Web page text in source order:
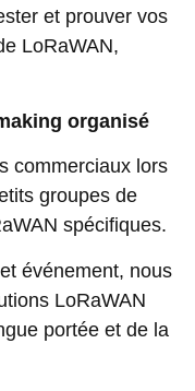
et prouver vos
LoRaWAN,
organisé
commerciaux lors
groupes de
spécifiques.
événement, nous
LoRaWAN
portée et de la